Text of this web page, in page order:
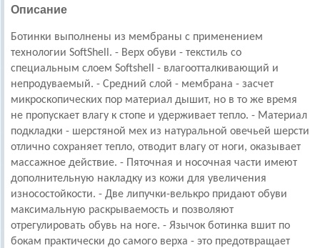
Описание
Ботинки выполнены из мембраны с применением
технологии SoftShell. - Верх обуви - текстиль со
специальным слоем Softshell - влагоотталкивающий и
непродуваемый. - Средний слой - мембрана - засчет
микроскопических пор материал дышит, но в то же время
не пропускает влагу к стопе и удерживает тепло. - Материал
подкладки - шерстяной мех из натуральной овечьей шерсти
отлично сохраняет тепло, отводит влагу от ноги, оказывает
массажное действие. - Пяточная и носочная части имеют
дополнительную накладку из кожи для увеличения
износостойкости. - Две липучки-велькро придают обуви
максимальную раскрываемость и позволяют
отрегулировать обувь на ноге. - Язычок ботинка вшит по
бокам практически до самого верха - это предотвращает